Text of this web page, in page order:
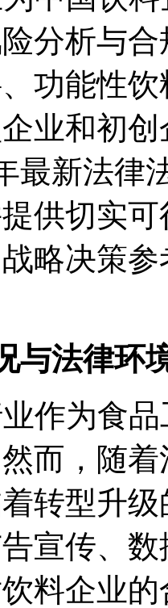
分析与
功能性
业和初
最新法律
供切实
略决策
与法律环
作为食品
而，随
转型升
宣传、
料企业